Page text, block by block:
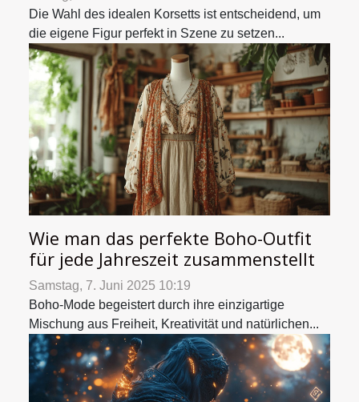
Die Wahl des idealen Korsetts ist entscheidend, um
die eigene Figur perfekt in Szene zu setzen...
Wie man das perfekte Boho-Outfit
für jede Jahreszeit zusammenstellt
Samstag, 7. Juni 2025 10:19
Boho-Mode begeistert durch ihre einzigartige
Mischung aus Freiheit, Kreativität und natürlichen...